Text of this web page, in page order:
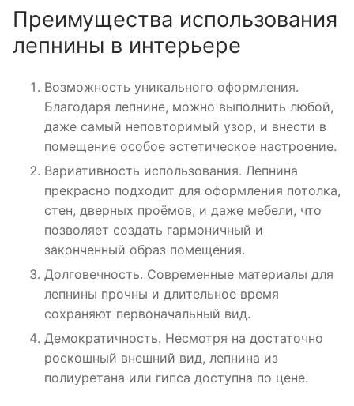
Преимущества использования
лепнины в интерьере
Возможность уникального оформления.
Благодаря лепнине, можно выполнить любой,
даже самый неповторимый узор, и внести в
помещение особое эстетическое настроение.
Вариативность использования. Лепнина
прекрасно подходит для оформления потолка,
стен, дверных проёмов, и даже мебели, что
позволяет создать гармоничный и
законченный образ помещения.
Долговечность. Современные материалы для
лепнины прочны и длительное время
сохраняют первоначальный вид.
Демократичность. Несмотря на достаточно
роскошный внешний вид, лепнина из
полиуретана или гипса доступна по цене.